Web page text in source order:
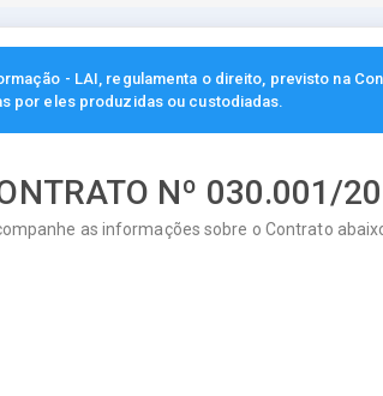
- LAI, regulamenta o direito, previsto na
por eles produzidas ou custodiadas.
Nº 030.001/
as informações sobre o Contrato